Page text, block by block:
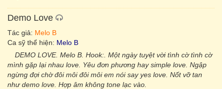
Demo Love
Tác giả: Melo B
Ca sỹ thể hiện: Melo B
DEMO LOVE. Melo B. Hook:. Một ngày tuyệt vời tình cờ tình cờ
mình gặp lại nhau love. Yêu đơn phương hay simple love. Ngập
ngừng đợi chờ đôi môi đôi môi em nói say yes love. Nốt vỡ tan
như demo love. Hợp âm không tone lạc vào.